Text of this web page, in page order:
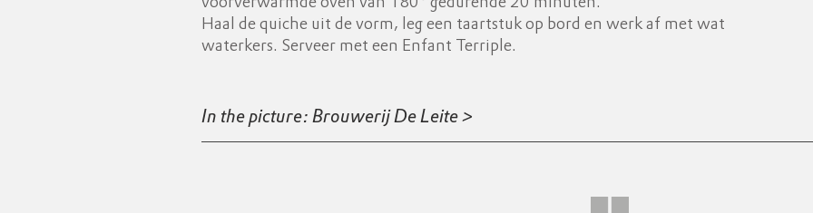
Haal de quiche uit de vorm, leg een taartstuk op bord en werk af met wat
waterkers. Serveer met een Enfant Terriple.
In the picture: Brouwerij De Leite >